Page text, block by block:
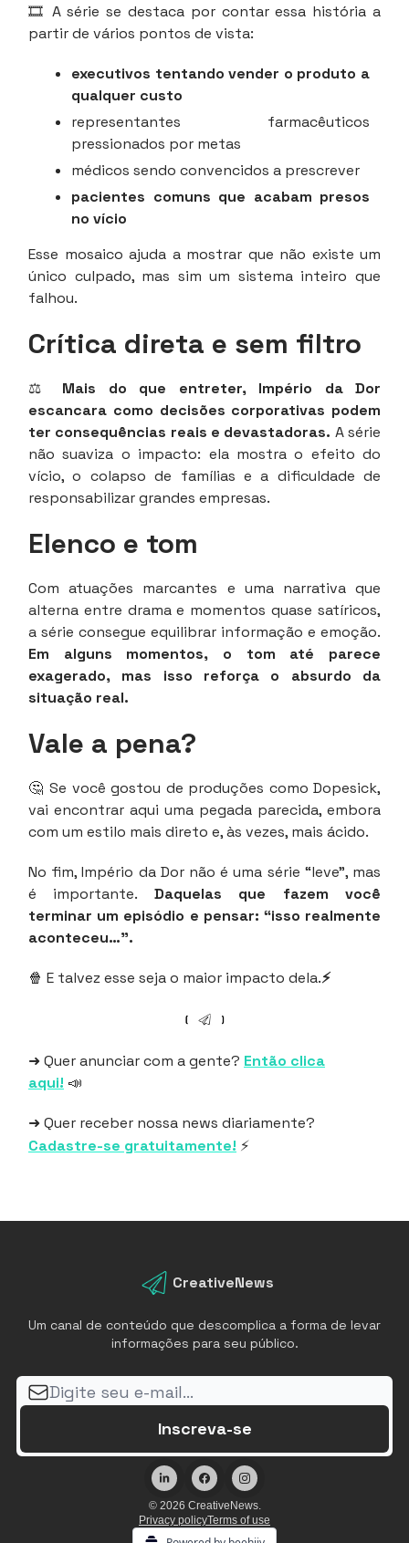
🎞️ A série se destaca por contar essa história a
partir de vários pontos de vista:
executivos tentando vender o produto a
qualquer custo
representantes farmacêuticos
pressionados por metas
médicos sendo convencidos a prescrever
pacientes comuns que acabam presos
no vício
Esse mosaico ajuda a mostrar que não existe um
único culpado, mas sim um sistema inteiro que
falhou.
Crítica direta e sem filtro
⚖️ Mais do que entreter, Império da Dor
escancara como decisões corporativas podem
ter consequências reais e devastadoras. A série
não suaviza o impacto: ela mostra o efeito do
vício, o colapso de famílias e a dificuldade de
responsabilizar grandes empresas.
Elenco e tom
Com atuações marcantes e uma narrativa que
alterna entre drama e momentos quase satíricos,
a série consegue equilibrar informação e emoção.
Em alguns momentos, o tom até parece
exagerado, mas isso reforça o absurdo da
situação real.
Vale a pena?
🤔 Se você gostou de produções como Dopesick,
vai encontrar aqui uma pegada parecida, embora
com um estilo mais direto e, às vezes, mais ácido.
No fim, Império da Dor não é uma série “leve”, mas
é importante. Daquelas que fazem você
terminar um episódio e pensar: “isso realmente
aconteceu…”.
🍿 E talvez esse seja o maior impacto dela.⚡
➜ Quer anunciar com a gente? Então clica
aqui! 📣
➜ Quer receber nossa news diariamente?
Cadastre-se gratuitamente! ⚡
CreativeNews
Um canal de conteúdo que descomplica a forma de levar
informações para seu público.
© 2026 CreativeNews.
Privacy policyTerms of use